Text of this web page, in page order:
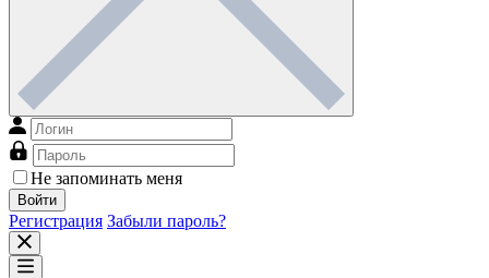
Не запоминать меня
Войти
Регистрация Забыли пароль?